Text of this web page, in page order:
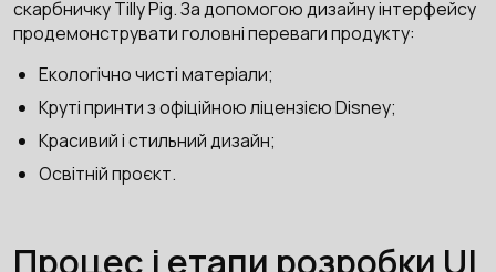
скарбничку Tilly Pig. За допомогою дизайну інтерфейсу
продемонструвати головні переваги продукту:
Екологічно чисті матеріали;
Круті принти з офіційною ліцензією Disney;
Красивий і стильний дизайн;
Освітній проєкт.
Процес і етапи розробки UI